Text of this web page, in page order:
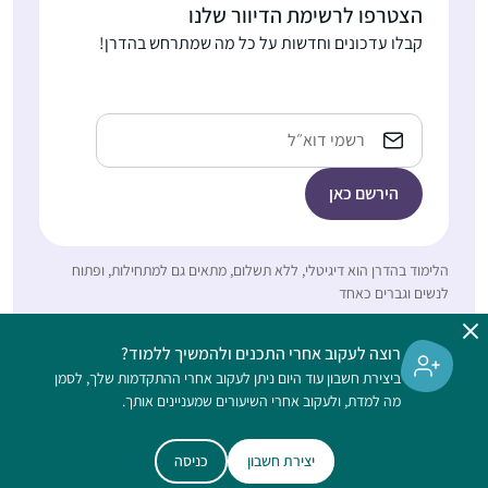
עצומה בהיקפה.”
לומדת עם רבנית מישל
על הבוקר בזום. זה נותן
גדול להתחיל את היום
בלימוד ובתפילה. תודה
רבה !
שרה ברלוביץ
ירושלים, ישראל
התרשמתי ורציתי לקחת
חלק.. אבל לקח לי עוד
כשנה וחצי )באמצע
מסיכת שבת להצטרף..
הלימוד חשוב לי מאוד..
הדף וגונבת כל פעם חצי
דף כשהילדים עסוקים
אולגה מזרחי
ירושלים, ישראל
טקסט הדף מספריא
הצטרפו לרשימת הדיוור שלנו
קבלו עדכונים וחדשות על כל מה שמתרחש בהדרן!
כתובת
אימייל
הלימוד בהדרן הוא דיגיטלי, ללא תשלום, מתאים גם למתחילות, ופתוח
לנשים וגברים כאחד
רוצה לעקוב אחרי התכנים ולהמשיך ללמוד?
ביצירת חשבון עוד היום ניתן לעקוב אחרי ההתקדמות שלך, לסמן
מה למדת, ולעקוב אחרי השיעורים שמעניינים אותך.
יצירת חשבון כניסה